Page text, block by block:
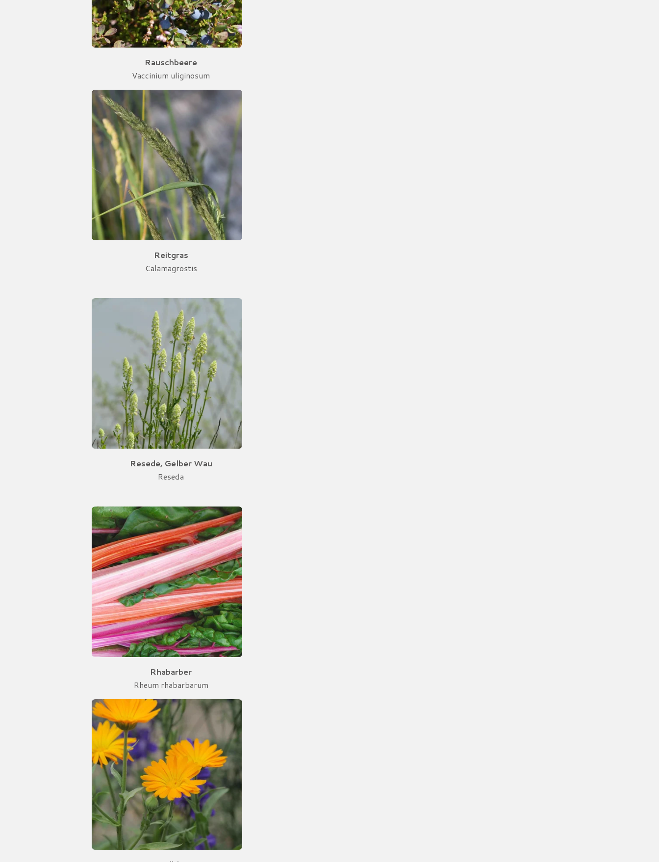
Rauschbeere
Vaccinium uliginosum
Reitgras
Calamagrostis
Resede, Gelber Wau
Reseda
Rhabarber
Rheum rhabarbarum